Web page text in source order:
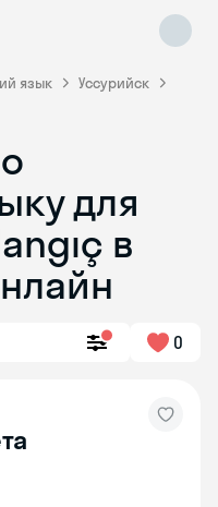
язык
Уссурийск
для
в
0